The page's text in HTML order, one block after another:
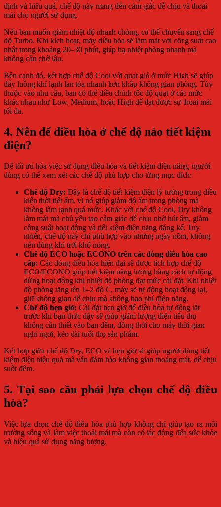
định và hiệu quả, chế độ này mang đến cảm giác dễ chịu và thoải
mái cho người sử dụng.
Nếu bạn muốn giảm nhiệt độ nhanh chóng, có thể chuyển sang chế
độ Turbo. Khi kích hoạt, máy điều hòa sẽ làm mát với công suất cao
nhất trong khoảng 20–30 phút, giúp hạ nhiệt phòng nhanh mà
không cần chờ lâu.
Bên cạnh đó, kết hợp chế độ Cool với quạt gió ở mức High sẽ giúp
đẩy luồng khí lạnh lan tỏa nhanh hơn khắp không gian phòng. Tùy
thuộc vào nhu cầu, bạn có thể điều chỉnh tốc độ quạt ở các mức
khác nhau như Low, Medium, hoặc High để đạt được sự thoải mái
tối đa.
4. Nên để điều hòa ở chế độ nào tiết kiệm
điện?
Để tối ưu hóa việc sử dụng điều hòa và tiết kiệm điện năng, người
dùng có thể xem xét các chế độ phù hợp cho từng mục đích:
Chế độ Dry: Đây là chế độ tiết kiệm điện lý tưởng trong điều
kiện thời tiết ẩm, vì nó giúp giảm độ ẩm trong phòng mà
không làm lạnh quá mức. Khác với chế độ Cool, Dry không
làm mát mà chủ yếu tạo cảm giác dễ chịu nhờ hút ẩm, giảm
công suất hoạt động và tiết kiệm điện năng đáng kể. Tuy
nhiên, chế độ này chỉ phù hợp vào những ngày nồm, không
nên dùng khi trời khô nóng.
Chế độ ECO hoặc ECONO trên các dòng điều hòa cao
cấp: Các dòng điều hòa hiện đại sẽ được tích hợp chế độ
ECO/ECONO giúp tiết kiệm năng lượng bằng cách tự động
dừng hoạt động khi nhiệt độ phòng đạt mức cài đặt. Khi nhiệt
độ phòng tăng lên 1–2 độ C, máy sẽ tự động hoạt động lại,
giữ không gian dễ chịu mà không hao phí điện năng.
Chế độ hẹn giờ: Cài đặt hẹn giờ để điều hòa tự động tắt
trước khi bạn thức dậy sẽ giúp giảm lượng điện tiêu thụ
không cần thiết vào ban đêm, đồng thời cho máy thời gian
nghỉ ngơi, kéo dài tuổi thọ sản phẩm.
Kết hợp giữa chế độ Dry, ECO và hẹn giờ sẽ giúp người dùng tiết
kiệm điện hiệu quả mà vẫn đảm bảo không gian thoáng mát, dễ chịu
suốt đêm.
5. Tại sao cần phải lựa chọn chế độ điều
hòa?
Việc lựa chọn chế độ điều hòa phù hợp không chỉ giúp tạo ra môi
trường sống và làm việc thoải mái mà còn có tác động đến sức khỏe
và hiệu quả sử dụng năng lượng.